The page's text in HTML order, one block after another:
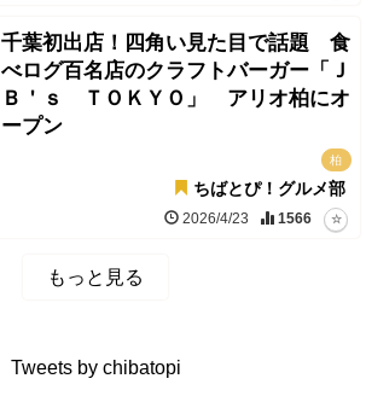
千葉初出店！四角い見た目で話題 食
べログ百名店のクラフトバーガー「Ｊ
Ｂ＇ｓ ＴＯＫＹＯ」 アリオ柏にオ
ープン
柏
ちばとぴ！グルメ部
2026/4/23 1566
もっと見る
Tweets by chibatopi